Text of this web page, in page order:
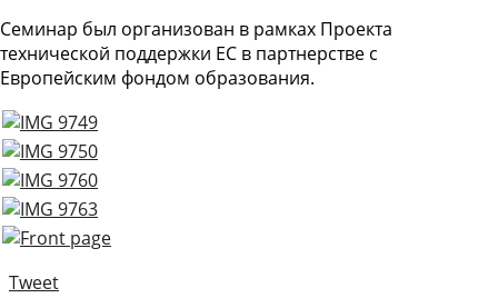
Семинар был организован в рамках Проекта
технической поддержки ЕС в партнерстве с
Европейским фондом образования.
Tweet